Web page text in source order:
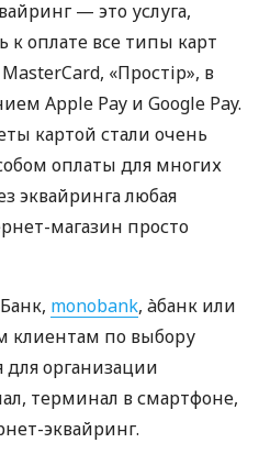
— это услуга,
оплате все типы карт
«Простір», в
Apple Pay и Google Pay.
картой стали очень
оплаты для многих
эквайринга любая
магазин просто
monobank, àбанк или
клиентам по выбору
организации
терминал в смартфоне,
эквайринг.